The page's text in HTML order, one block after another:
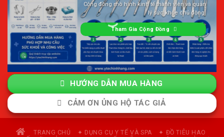
Cộng đồng mô hình kinh tế thành viên và quản
lý sức khỏe chủ động.
Tham Gia Cộng Đồng
HƯỚNG DẪN MUA HÀNG
CẢM ƠN ỦNG HỘ TÁC GIẢ
TRANG CHỦ ✦ DỤNG CỤ Y TẾ VÀ SPA
✦ ĐỒ TIÊU HAO